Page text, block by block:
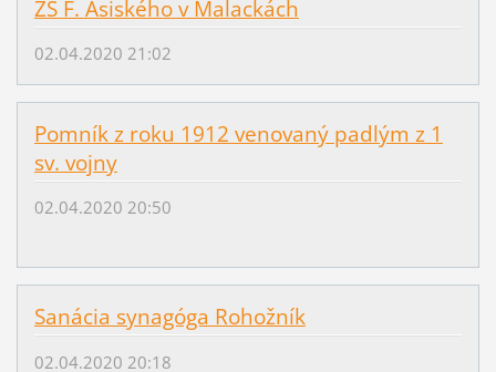
ZŠ F. Asiského v Malackách
02.04.2020 21:02
Pomník z roku 1912 venovaný padlým z 1
sv. vojny
02.04.2020 20:50
Sanácia synagóga Rohožník
02.04.2020 20:18